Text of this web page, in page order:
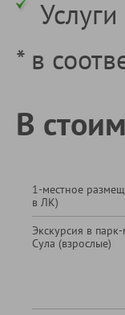
* в
В
1-местное
в ЛК)
Экскурсия в
Сула (взрослые)